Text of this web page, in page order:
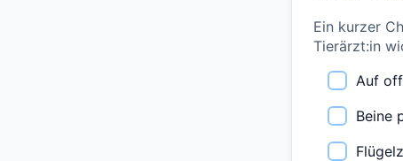
Ein kurzer
Tierärzt:in
Auf
Beine